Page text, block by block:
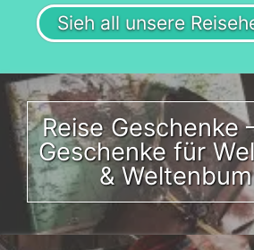
Sieh all unsere
Reise Geschenke
Geschenke für
&